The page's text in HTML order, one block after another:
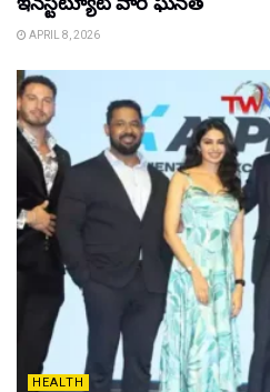
APRIL 8, 2026
HEALTH